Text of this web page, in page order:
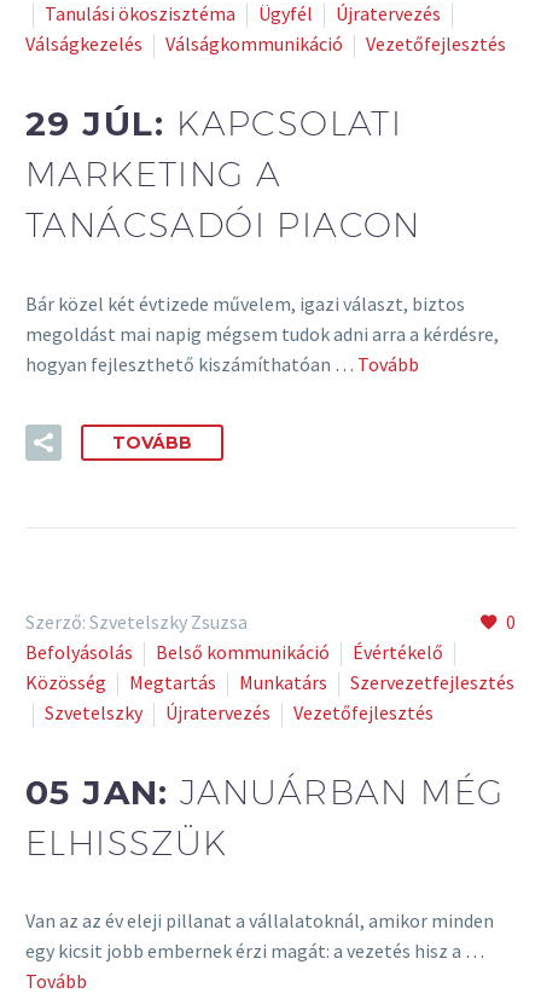
Tanulási ökoszisztéma
Ügyfél
Újratervezés
Válságkezelés
Válságkommunikáció Vezetőfejlesztés
29 JÚL: KAPCSOLATI
MARKETING A
TANÁCSADÓI PIACON
Bár közel két évtizede művelem, igazi választ, biztos
megoldást mai napig mégsem tudok adni arra a kérdésre,
hogyan fejleszthető kiszámíthatóan … Tovább
TOVÁBB
0
Szerző: Szvetelszky Zsuzsa
Befolyásolás
Belső kommunikáció
Évértékelő
Közösség
Megtartás Munkatárs
Szervezetfejlesztés
Szvetelszky
Újratervezés Vezetőfejlesztés
05 JAN:JANUÁRBAN MÉG
ELHISSZÜK
Van az az év eleji pillanat a vállalatoknál, amikor minden
egy kicsit jobb embernek érzi magát: a vezetés hisz a …
Tovább